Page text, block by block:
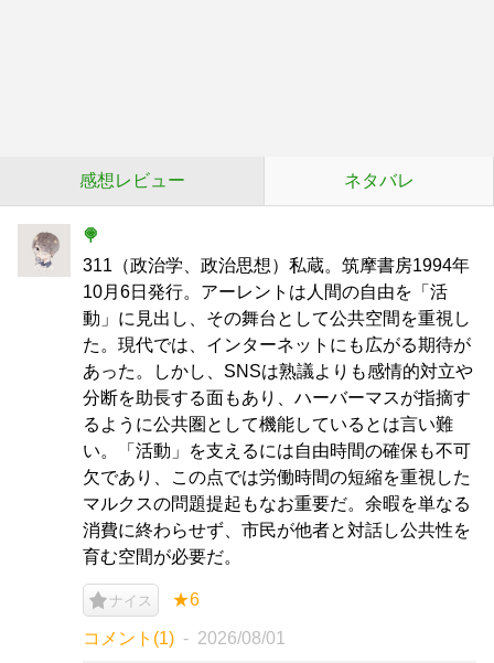
感想レビュー ネタバレ
🍭
311（政治学、政治思想）私蔵。筑摩書房1994年
10月6日発行。アーレントは人間の自由を「活
動」に見出し、その舞台として公共空間を重視し
た。現代では、インターネットにも広がる期待が
あった。しかし、SNSは熟議よりも感情的対立や
分断を助長する面もあり、ハーバーマスが指摘す
るように公共圏として機能しているとは言い難
い。「活動」を支えるには自由時間の確保も不可
欠であり、この点では労働時間の短縮を重視した
マルクスの問題提起もなお重要だ。余暇を単なる
消費に終わらせず、市民が他者と対話し公共性を
育む空間が必要だ。
ナイス ★6
コメント(1) 2026/08/01